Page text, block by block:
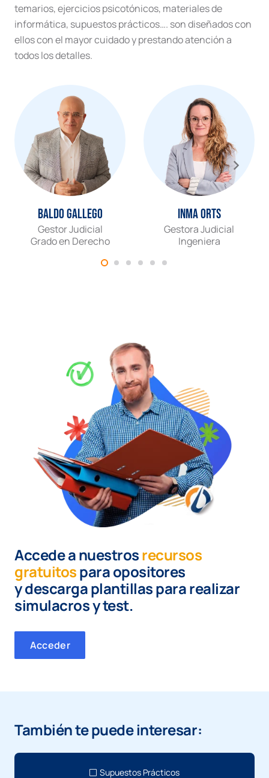
temarios, ejercicios psicotónicos, materiales de
informática, supuestos prácticos…. son diseñados con
ellos con el mayor cuidado y prestando atención a
todos los detalles.
Baldo Gallego
Gestor Judicial
Grado en Derecho
Inma Orts
Gestora Judicial
Ingeniera
Accede a nuestrosrecursos
gratuitospara opositores
ydescarga plantillas para realizar
simulacros y test.
Acceder
También te puede interesar:
Supuestos Prácticos